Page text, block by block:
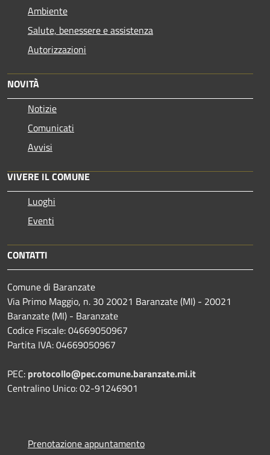
Ambiente
Salute, benessere e assistenza
Autorizzazioni
NOVITÀ
Notizie
Comunicati
Avvisi
VIVERE IL COMUNE
Luoghi
Eventi
CONTATTI
Comune di Baranzate
Via Primo Maggio, n. 30 20021 Baranzate (MI) - 20021
Baranzate (MI) - Baranzate
Codice Fiscale: 04669050967
Partita IVA: 04669050967
PEC: protocollo@pec.comune.baranzate.mi.it
Centralino Unico: 02-91246901
Prenotazione appuntamento